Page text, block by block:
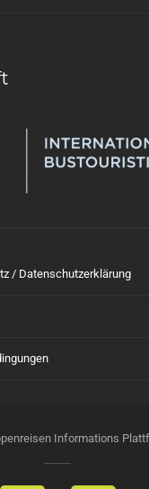
/ Datenschutzerklärung
Informations